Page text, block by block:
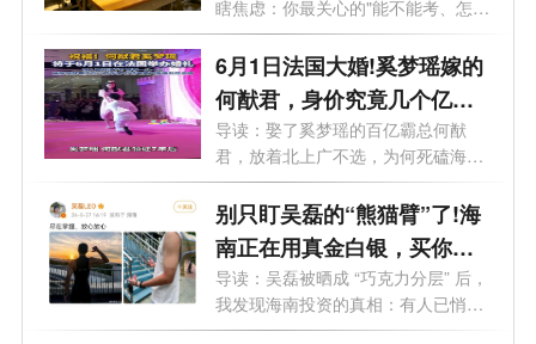
瞎焦虑：你最关心的"能不能考、怎
么...
6月1日法国大婚!奚梦瑶嫁的
何猷君，身价究竟几个亿？
为何悄悄盯上了海南？
导读：娶了奚梦瑶的百亿霸总何猷
君，放着北上广不选，为何死磕海
南？真相...
别只盯吴磊的“熊猫臂”了!海
南正在用真金白银，买你愿
意留下的时间
导读：吴磊被晒成 “巧克力分层” 后，
我发现海南投资的真相：有人已悄
悄...